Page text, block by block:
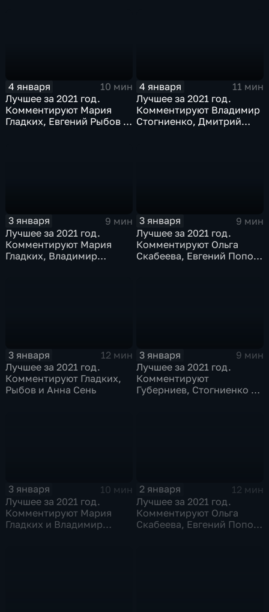
4 января
10 мин
Лучшее за 2021 год.
Комментируют Мария
Гладких, Евгений Рыбов и
4 января
11 мин
Лучшее за 2021 год.
Комментируют Владимир
Стогниенко, Дмитрий
3 января
9 мин
Лучшее за 2021 год.
Комментируют Мария
Гладких, Владимир
3 января
9 мин
Лучшее за 2021 год.
Комментируют Ольга
Скабеева, Евгений Попов
3 января
12 мин
Лучшее за 2021 год.
Комментируют Гладких,
Рыбов и Анна Сень
3 января
9 мин
Лучшее за 2021 год.
Комментируют
Губерниев, Стогниенко и
3 января
10 мин
Лучшее за 2021 год.
Комментируют Мария
Гладких и Владимир
2 января
12 мин
Лучшее за 2021 год.
Комментируют Ольга
Скабеева, Евгений Попов